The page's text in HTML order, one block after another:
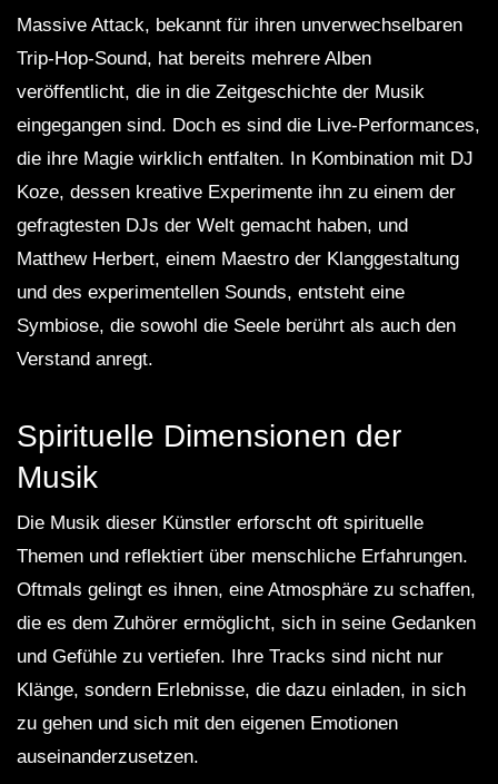
Massive Attack, bekannt für ihren unverwechselbaren
Trip-Hop-Sound, hat bereits mehrere Alben
veröffentlicht, die in die Zeitgeschichte der Musik
eingegangen sind. Doch es sind die Live-Performances,
die ihre Magie wirklich entfalten. In Kombination mit DJ
Koze, dessen kreative Experimente ihn zu einem der
gefragtesten DJs der Welt gemacht haben, und
Matthew Herbert, einem Maestro der Klanggestaltung
und des experimentellen Sounds, entsteht eine
Symbiose, die sowohl die Seele berührt als auch den
Verstand anregt.
Spirituelle Dimensionen der
Musik
Die Musik dieser Künstler erforscht oft spirituelle
Themen und reflektiert über menschliche Erfahrungen.
Oftmals gelingt es ihnen, eine Atmosphäre zu schaffen,
die es dem Zuhörer ermöglicht, sich in seine Gedanken
und Gefühle zu vertiefen. Ihre Tracks sind nicht nur
Klänge, sondern Erlebnisse, die dazu einladen, in sich
zu gehen und sich mit den eigenen Emotionen
auseinanderzusetzen.